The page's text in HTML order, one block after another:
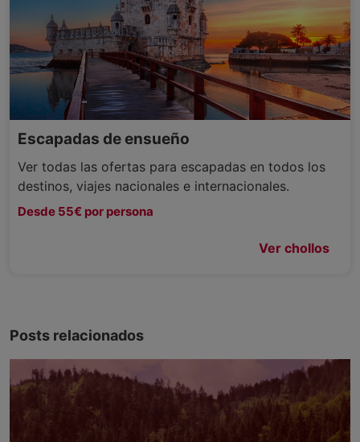
Escapadas de ensueño
Ver todas las ofertas para escapadas en todos los
destinos, viajes nacionales e internacionales.
Desde 55€ por persona
Ver chollos
Posts relacionados